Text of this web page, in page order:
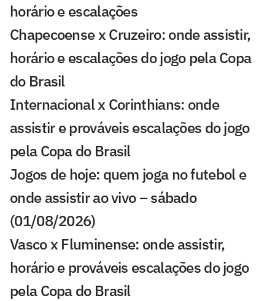
horário e escalações
Chapecoense x Cruzeiro: onde assistir,
horário e escalações do jogo pela Copa
do Brasil
Internacional x Corinthians: onde
assistir e prováveis escalações do jogo
pela Copa do Brasil
Jogos de hoje: quem joga no futebol e
onde assistir ao vivo – sábado
(01/08/2026)
Vasco x Fluminense: onde assistir,
horário e prováveis escalações do jogo
pela Copa do Brasil